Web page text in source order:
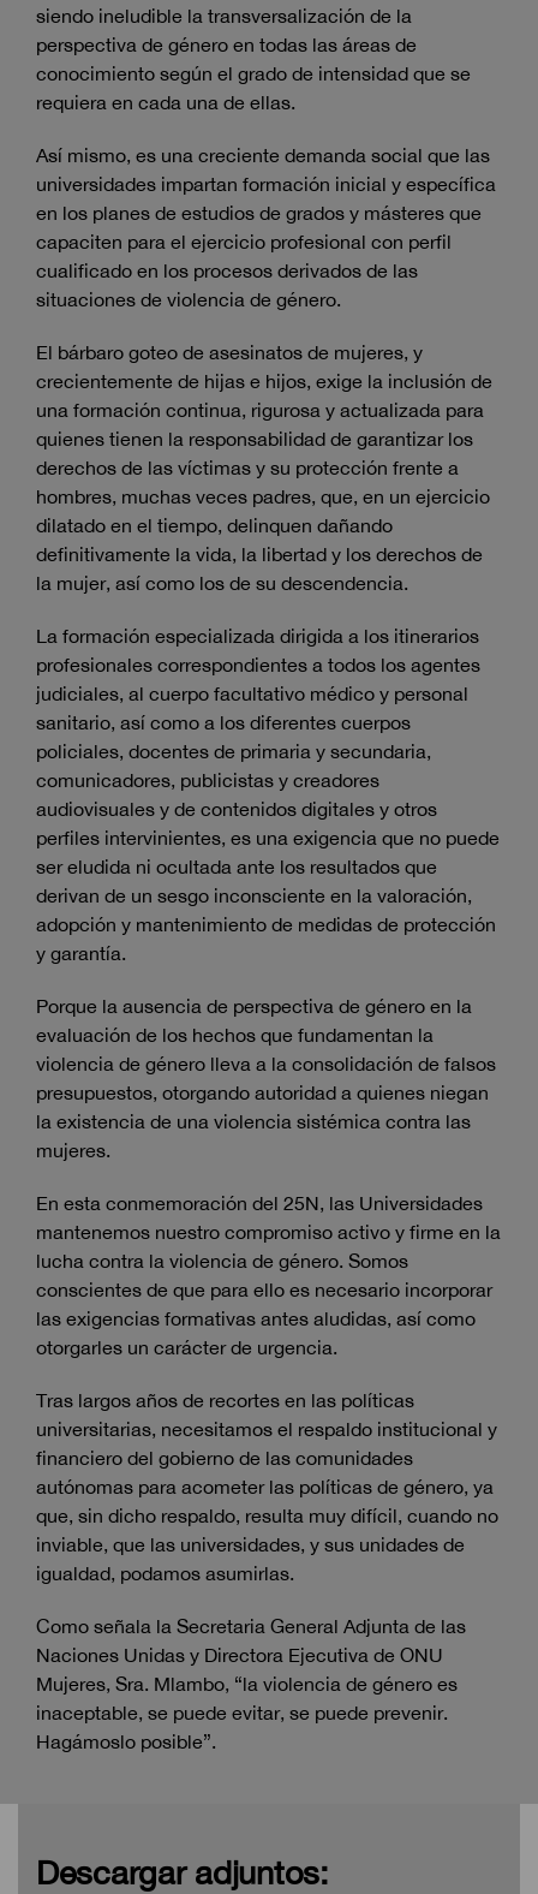
siendo ineludible la transversalización de la
perspectiva de género en todas las áreas de
conocimiento según el grado de intensidad que se
requiera en cada una de ellas.
Así mismo, es una creciente demanda social que las
universidades impartan formación inicial y específica
en los planes de estudios de grados y másteres que
capaciten para el ejercicio profesional con perfil
cualificado en los procesos derivados de las
situaciones de violencia de género.
El bárbaro goteo de asesinatos de mujeres, y
crecientemente de hijas e hijos, exige la inclusión de
una formación continua, rigurosa y actualizada para
quienes tienen la responsabilidad de garantizar los
derechos de las víctimas y su protección frente a
hombres, muchas veces padres, que, en un ejercicio
dilatado en el tiempo, delinquen dañando
definitivamente la vida, la libertad y los derechos de
la mujer, así como los de su descendencia.
La formación especializada dirigida a los itinerarios
profesionales correspondientes a todos los agentes
judiciales, al cuerpo facultativo médico y personal
sanitario, así como a los diferentes cuerpos
policiales, docentes de primaria y secundaria,
comunicadores, publicistas y creadores
audiovisuales y de contenidos digitales y otros
perfiles intervinientes, es una exigencia que no puede
ser eludida ni ocultada ante los resultados que
derivan de un sesgo inconsciente en la valoración,
adopción y mantenimiento de medidas de protección
y garantía.
Porque la ausencia de perspectiva de género en la
evaluación de los hechos que fundamentan la
violencia de género lleva a la consolidación de falsos
presupuestos, otorgando autoridad a quienes niegan
la existencia de una violencia sistémica contra las
mujeres.
En esta conmemoración del 25N, las Universidades
mantenemos nuestro compromiso activo y firme en la
lucha contra la violencia de género. Somos
conscientes de que para ello es necesario incorporar
las exigencias formativas antes aludidas, así como
otorgarles un carácter de urgencia.
Tras largos años de recortes en las políticas
universitarias, necesitamos el respaldo institucional y
financiero del gobierno de las comunidades
autónomas para acometer las políticas de género, ya
que, sin dicho respaldo, resulta muy difícil, cuando no
inviable, que las universidades, y sus unidades de
igualdad, podamos asumirlas.
Como señala la Secretaria General Adjunta de las
Naciones Unidas y Directora Ejecutiva de ONU
Mujeres, Sra. Mlambo, “la violencia de género es
inaceptable, se puede evitar, se puede prevenir.
Hagámoslo posible”.
Descargar adjuntos: